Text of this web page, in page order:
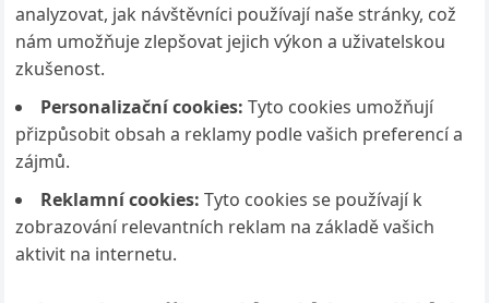
analyzovat, jak návštěvníci používají naše stránky, což
nám umožňuje zlepšovat jejich výkon a uživatelskou
zkušenost.
Personalizační cookies: Tyto cookies umožňují
přizpůsobit obsah a reklamy podle vašich preferencí a
zájmů.
Reklamní cookies: Tyto cookies se používají k
zobrazování relevantních reklam na základě vašich
aktivit na internetu.